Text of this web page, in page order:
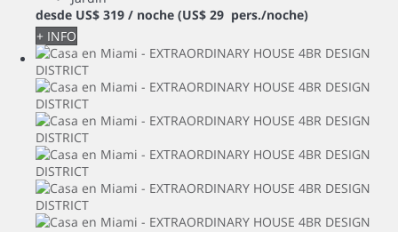
desde US$ 319 / noche (US$ 29 pers./noche)
+ INFO